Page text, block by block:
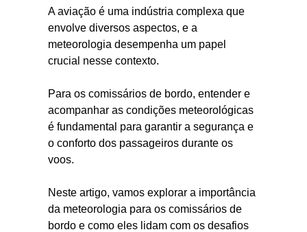
A aviação é uma indústria complexa que
envolve diversos aspectos, e a
meteorologia desempenha um papel
crucial nesse contexto.
Para os comissários de bordo, entender e
acompanhar as condições meteorológicas
é fundamental para garantir a segurança e
o conforto dos passageiros durante os
voos.
Neste artigo, vamos explorar a importância
da meteorologia para os comissários de
bordo e como eles lidam com os desafios